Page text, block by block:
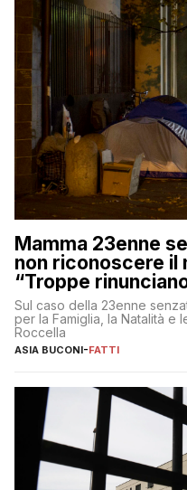
Mamma 23enne
non riconoscere il
“Troppe
Sul caso della 23enne
per la Famiglia, la Natalità e
Roccella
ASIA BUCONI-FATTI